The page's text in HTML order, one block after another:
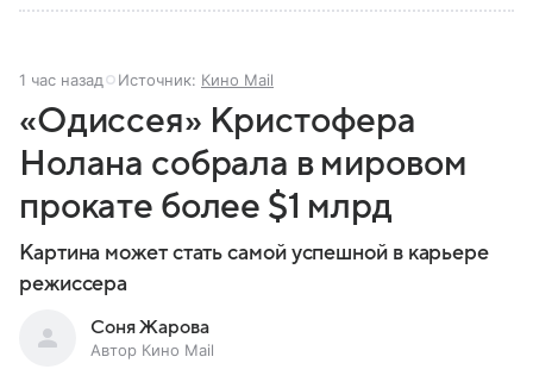
1 час назад Источник: Кино Mail
«Одиссея» Кристофера
Нолана собрала в мировом
прокате более $1 млрд
Картина может стать самой успешной в карьере
режиссера
Соня Жарова
Автор Кино Mail